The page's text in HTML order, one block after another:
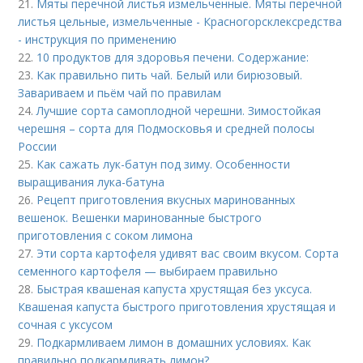
21. Мяты перечной листья измельченные. Мяты перечной
листья цельные, измельченные - Красногорсклексредства
- инструкция по применению
22. 10 продуктов для здоровья печени. Содержание:
23. Как правильно пить чай. Белый или бирюзовый.
Завариваем и пьём чай по правилам
24.Лучшие сорта самоплодной черешни. Зимостойкая
черешня – сорта для Подмосковья и средней полосы
России
25. Как сажать лук-батун под зиму. Особенности
выращивания лука-батуна
26. Рецепт приготовления вкусных маринованных
вешенок. Вешенки маринованные быстрого
приготовления с соком лимона
27. Эти сорта картофеля удивят вас своим вкусом. Сорта
семенного картофеля — выбираем правильно
28. Быстрая квашеная капуста хрустящая без уксуса.
Квашеная капуста быстрого приготовления хрустящая и
сочная с уксусом
29. Подкармливаем лимон в домашних условиях. Как